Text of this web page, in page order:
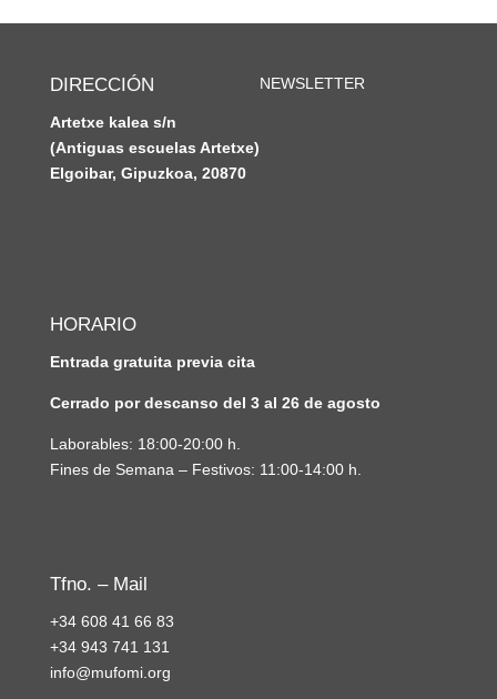
DIRECCIÓN
Artetxe kalea s/n
(Antiguas escuelas Artetxe)
Elgoibar, Gipuzkoa, 20870
NEWSLETTER
HORARIO
Entrada gratuita previa cita
Cerrado por descanso del 3 al 26 de agosto
Laborables: 18:00-20:00 h.
Fines de Semana – Festivos: 11:00-14:00 h.
Tfno. – Mail
+34 608 41 66 83
+34 943 741 131
info@mufomi.org